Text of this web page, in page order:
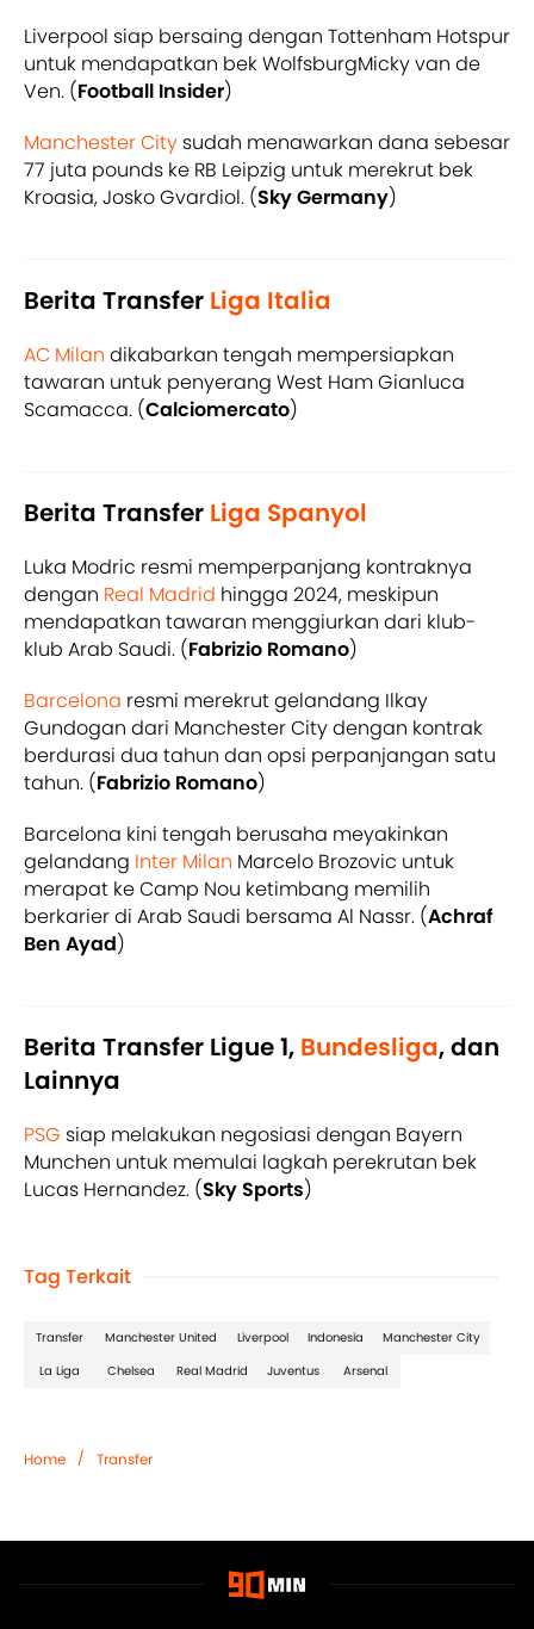
Liverpool siap bersaing dengan Tottenham Hotspur
untuk mendapatkan bek WolfsburgMicky van de
Ven. (Football Insider)
Manchester City sudah menawarkan dana sebesar
77 juta pounds ke RB Leipzig untuk merekrut bek
Kroasia, Josko Gvardiol. (Sky Germany)
Berita Transfer Liga Italia
AC Milan dikabarkan tengah mempersiapkan
tawaran untuk penyerang West Ham Gianluca
Scamacca. (Calciomercato)
Berita Transfer Liga Spanyol
Luka Modric resmi memperpanjang kontraknya
dengan Real Madrid hingga 2024, meskipun
mendapatkan tawaran menggiurkan dari klub-
klub Arab Saudi. (Fabrizio Romano)
Barcelona resmi merekrut gelandang Ilkay
Gundogan dari Manchester City dengan kontrak
berdurasi dua tahun dan opsi perpanjangan satu
tahun. (Fabrizio Romano)
Barcelona kini tengah berusaha meyakinkan
gelandang Inter Milan Marcelo Brozovic untuk
merapat ke Camp Nou ketimbang memilih
berkarier di Arab Saudi bersama Al Nassr. (Achraf
Ben Ayad)
Berita Transfer Ligue 1, Bundesliga, dan
Lainnya
PSG siap melakukan negosiasi dengan Bayern
Munchen untuk memulai lagkah perekrutan bek
Lucas Hernandez. (Sky Sports)
Tag Terkait
Transfer Manchester United Liverpool Indonesia
Manchester City
La Liga
Chelsea Real Madrid Juventus Arsenal
Home / Transfer